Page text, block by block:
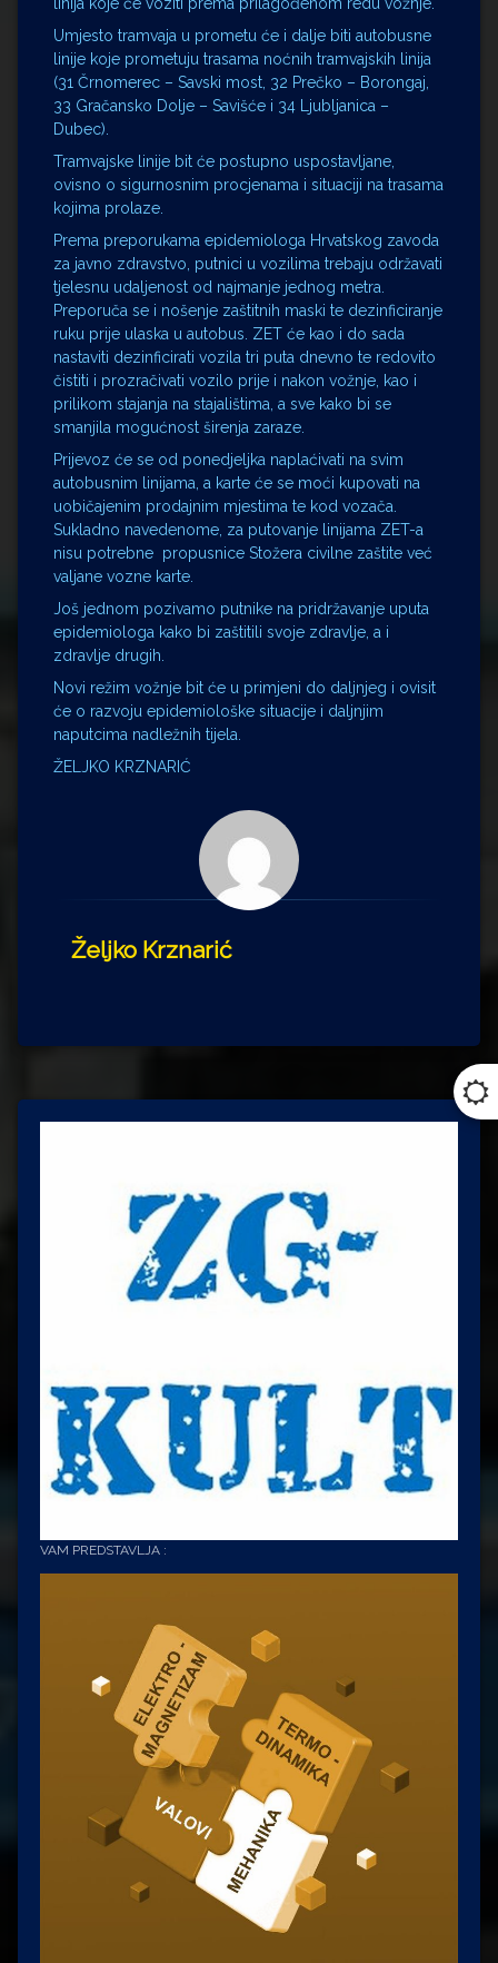
linija koje će voziti prema prilagođenom redu vožnje.
Umjesto tramvaja u prometu će i dalje biti autobusne
linije koje prometuju trasama noćnih tramvajskih linija
(31 Črnomerec – Savski most, 32 Prečko – Borongaj,
33 Gračansko Dolje – Savišće i 34 Ljubljanica –
Dubec).
Tramvajske linije bit će postupno uspostavljane,
ovisno o sigurnosnim procjenama i situaciji na trasama
kojima prolaze.
Prema preporukama epidemiologa Hrvatskog zavoda
za javno zdravstvo, putnici u vozilima trebaju održavati
tjelesnu udaljenost od najmanje jednog metra.
Preporuča se i nošenje zaštitnih maski te dezinficiranje
ruku prije ulaska u autobus. ZET će kao i do sada
nastaviti dezinficirati vozila tri puta dnevno te redovito
čistiti i prozračivati vozilo prije i nakon vožnje, kao i
prilikom stajanja na stajalištima, a sve kako bi se
smanjila mogućnost širenja zaraze.
Prijevoz će se od ponedjeljka naplaćivati na svim
autobusnim linijama, a karte će se moći kupovati na
uobičajenim prodajnim mjestima te kod vozača.
Sukladno navedenome, za putovanje linijama ZET-a
nisu potrebne propusnice Stožera civilne zaštite već
valjane vozne karte.
Još jednom pozivamo putnike na pridržavanje uputa
epidemiologa kako bi zaštitili svoje zdravlje, a i
zdravlje drugih.
Novi režim vožnje bit će u primjeni do daljnjeg i ovisit
će o razvoju epidemiološke situacije i daljnjim
naputcima nadležnih tijela.
ŽELJKO KRZNARIĆ
Željko Krznarić
VAM PREDSTAVLJA :